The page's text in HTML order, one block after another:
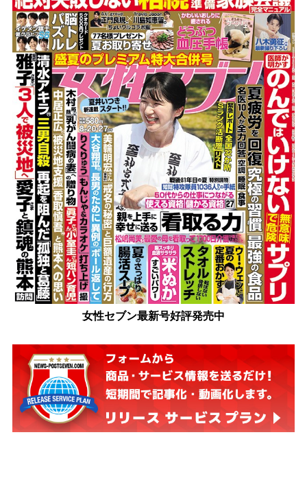
女性セブン最新号好評発売中